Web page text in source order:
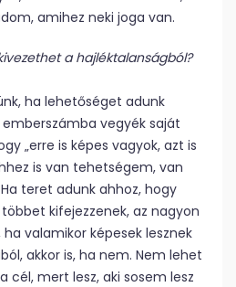
amihez neki joga van.
a hajléktalanságból?
ha lehetőséget adunk
vegyék saját
„erre is képes vagyok, azt is
is van tehetségem, van
teret adunk ahhoz, hogy
kifejezzenek, az nagyon
valamikor képesek lesznek
akkor is, ha nem. Nem lehet
cél, mert lesz, aki sosem lesz